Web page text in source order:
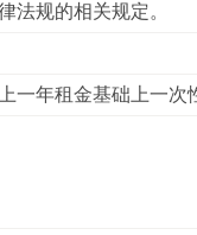
法规的相关规定。
一年租金基础上一次